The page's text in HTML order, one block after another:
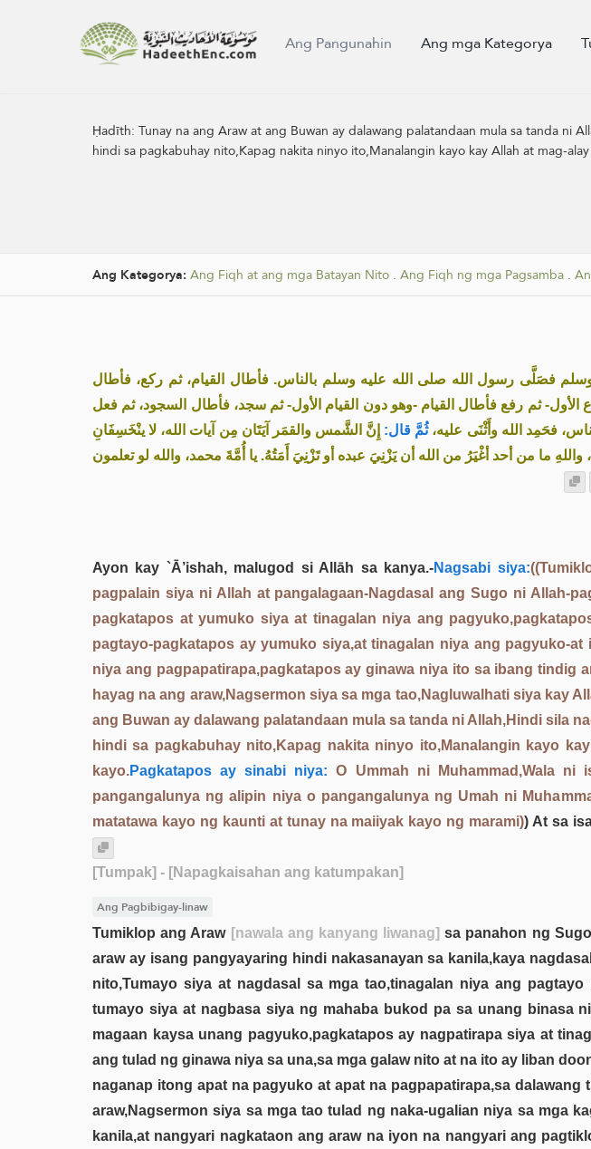
Ang Pangunahin Ang mga Kategorya
Ḥadīth:Tunay na ang Araw at ang Buwan ay dalawang palatandaan mula sa tanda ni
hindi sa pagkabuhay nito,Kapag nakita ninyo ito,Manalangin kayo kay Allah at mag-
Ang Kategorya: Ang Fiqh at ang mga Batayan Nito . Ang Fiqh ng mga Pagsamba .
فصَلَّى رسول الله صلى الله عليه وسلم بالناس. فأطال القيام، ثم ركع، فأطال
الأول- ثم رفع فأطال القيام -وهو دون القيام الأول- ثم سجد، فأطال السجود، ثم فعل
فحَمِد الله وأَثْنَى عليه، ثُمَّ قال: إِنَّ الشَّمس والقمَر آيَتَان مِن آيات الله، لا ينْخَسِفَانِ
واللهِ ما من أحد أغْيَرُ من الله أن يَزْنِيَ عبده أو تَزْنِيَ أَمَتُهُ. يا أُمَّةَ محمد، والله لو تعلمون
Ayon kay `Ā’ishah, malugod si Allāh sa kanya.-Nagsabi siya:
pagpalain siya ni Allah at pangalagaan-Nagdasal ang Sugo ni Allah-
pagkatapos at yumuko siya at tinagalan niya ang
pagtayo-pagkatapos ay yumuko siya,at tinagalan niya ang pagyuko-
niya ang pagpapatirapa,pagkatapos ay ginawa niya ito sa ibang
hayag na ang araw,Nagsermon siya sa mga tao,Nagluwalhati siya kay
ang Buwan ay dalawang palatandaan mula sa tanda ni Allah,Hindi sila
hindi sa pagkabuhay nito,Kapag nakita ninyo ito,Manalangin kayo
kayo.Pagkatapos ay sinabi niya: O Ummah ni Muhammad,Wala
pangangalunya ng alipin niya o pangangalunya ng Umah ni
matatawa kayo ng kaunti at tunay na maiiyak kayo ng marami)) At sa
[Tumpak] - [Napagkaisahan ang katumpakan]
Ang Pagbibigay-linaw
Tumiklop ang Araw [nawala ang kanyang liwanag] sa panahon ng
araw ay isang pangyayaring hindi nakasanayan sa kanila,kaya
nito,Tumayo siya at nagdasal sa mga tao,tinagalan niya ang
tumayo siya at nagbasa siya ng mahaba bukod pa sa unang binasa
magaan kaysa unang pagyuko,pagkatapos ay nagpatirapa siya at
ang tulad ng ginawa niya sa una,sa mga galaw nito at na ito ay liban
naganap itong apat na pagyuko at apat na pagpapatirapa,sa
araw,Nagsermon siya sa mga tao tulad ng naka-ugalian niya sa mga
kanila,at nangyari nagkataon ang araw na iyon na nangyari ang